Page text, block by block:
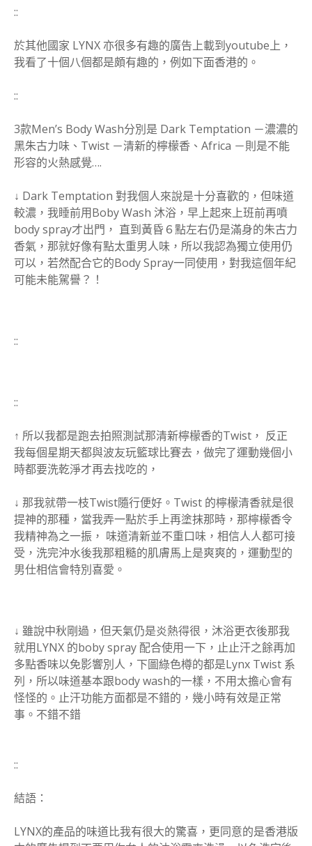
::
於其他國家 LYNX 亦很多有趣的廣告上載到youtube上，
我看了十個八個都是頗有趣的，例如下面香港的。
::
3款Men’s Body Wash分別是 Dark Temptation －濃濃的
黑朱古力味、Twist －清新的檸檬香、Africa －則是不能
形容的火熱感覺….
↓ Dark Temptation 對我個人來說是十分喜歡的，但味道
較濃，我睡前用Boby Wash 沐浴，早上起來上班前再噴
body spray才出門， 直到黃昏６點左右仍是滿身的朱古力
香氣，那就好像有點太重男人味，所以我認為獨立使用仍
可以，若然配合它的Body Spray一同使用，對我這個年紀
可能未能駕譽？！
::
::
↑ 所以我都是跑去拍照測試那清新檸檬香的Twist， 反正
我每個星期天都與波友玩籃球比賽去，做完了運動幾個小
時都要洗乾淨才再去找吃的，
↓ 那我就帶一枝Twist隨行便好。Twist 的檸檬清香就是很
提神的那種，當我弄一點於手上再塗抹那時，那檸檬香令
我精神為之一振， 味道清新並不重口味，相信人人都可接
受，洗完沖水後我那粗糙的肌膚馬上是爽爽的，運動型的
男仕相信會特別喜愛。
↓ 雖說中秋剛過，但天氣仍是炎熱得很，沐浴更衣後那我
就用LYNX 的boby spray 配合使用一下，止止汗之餘再加
多點香味以免影響別人，下圖綠色樽的都是Lynx Twist 系
列，所以味道基本跟body wash的一樣，不用太擔心會有
怪怪的。止汗功能方面都是不錯的，幾小時有效是正常
事。不錯不錯
::
結語：
LYNX的產品的味道比我有很大的驚喜，更同意的是香港版